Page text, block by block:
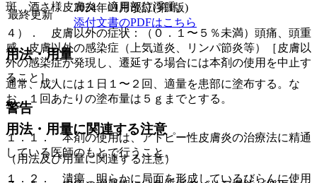
斑、酒さ様皮膚炎、適用部位浮腫。
４）． 皮膚以外の症状：（０．１〜５％未満）頭痛、頭重
感、皮膚以外の感染症（上気道炎、リンパ節炎等）［皮膚以
外の感染症が発現し、遷延する場合には本剤の使用を中止す
ること］。
警告
１．１． 本剤の使用は、アトピー性皮膚炎の治療法に精通
している医師のもとで行うこと。
１．２． 潰瘍、明らかに局面を形成しているびらんに使用
最終更新
2024年01月改訂(第1版)
添付文書のPDFはこちら
用法・用量
通常、成人には１日１〜２回、適量を患部に塗布する。な
お、１回あたりの塗布量は５ｇまでとする。
用法・用量に関連する注意
（用法及び用量に関連する注意）